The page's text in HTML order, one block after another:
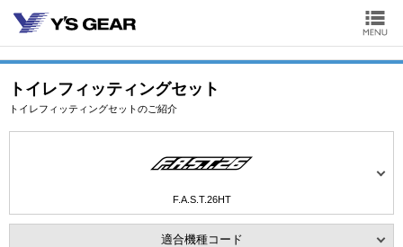
トイレフィッティングセット
トイレフィッティングセットのご紹介
F.A.S.T.26HT
適合機種コード